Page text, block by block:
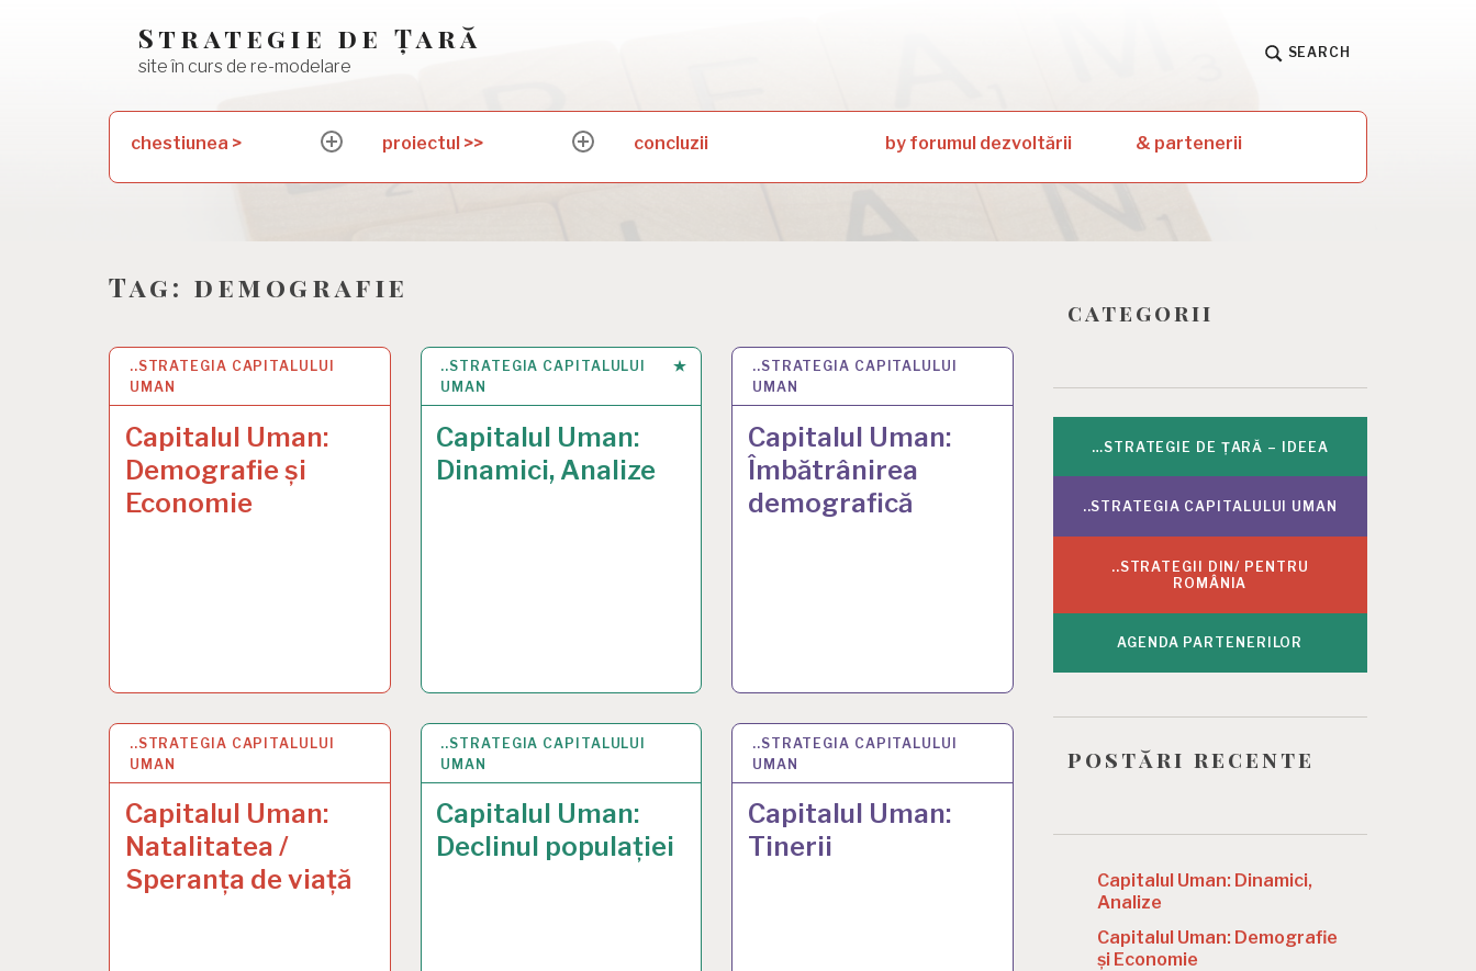
Strategie de Țară
site în curs de re-modelare
SEARCH
chestiunea >
expand
menu
proiectul >>
expand
menu
concluzii by forumul dezvoltării & partenerii
Tag: demografie
..STRATEGIA CAPITALULUI
UMAN
Capitalul Uman:
Demografie și
Economie
24 FEB 2025
..STRATEGIA CAPITALULUI
UMAN
Capitalul Uman:
Dinamici, Analize
24 FEB 2025
..STRATEGIA CAPITALULUI
UMAN
Capitalul Uman:
Îmbătrânirea
demografică
17 FEB 2025
..STRATEGIA CAPITALULUI
UMAN
Capitalul Uman:
Natalitatea /
Speranța de viață
10 FEB 2025
..STRATEGIA CAPITALULUI
UMAN
Capitalul Uman:
Declinul populației
23 JAN 2025
..STRATEGIA CAPITALULUI
UMAN
Capitalul Uman:
Tinerii
15 JAN 2025
categorii
…STRATEGIE DE ȚARĂ – IDEEA
..STRATEGIA CAPITALULUI UMAN
..STRATEGII DIN/ PENTRU
ROMÂNIA
AGENDA PARTENERILOR
postări recente
Capitalul Uman: Dinamici,
Analize
Capitalul Uman: Demografie
și Economie